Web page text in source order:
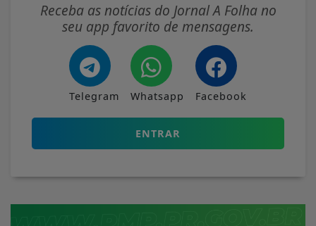
Receba as notícias do Jornal A Folha no
seu app favorito de mensagens.
Telegram Whatsapp Facebook
ENTRAR